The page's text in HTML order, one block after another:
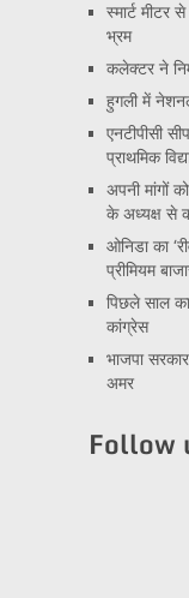
स्मार्ट मीटर
भ्रम
कलेक्टर ने
हुगली में
एनटीपीसी
प्राथमिक
अपनी मांगों
के अध्यक्ष से
ओनिडा का
प्रीमियम
पिछले साल
कांग्रेस
भाजपा
अमर
Follow